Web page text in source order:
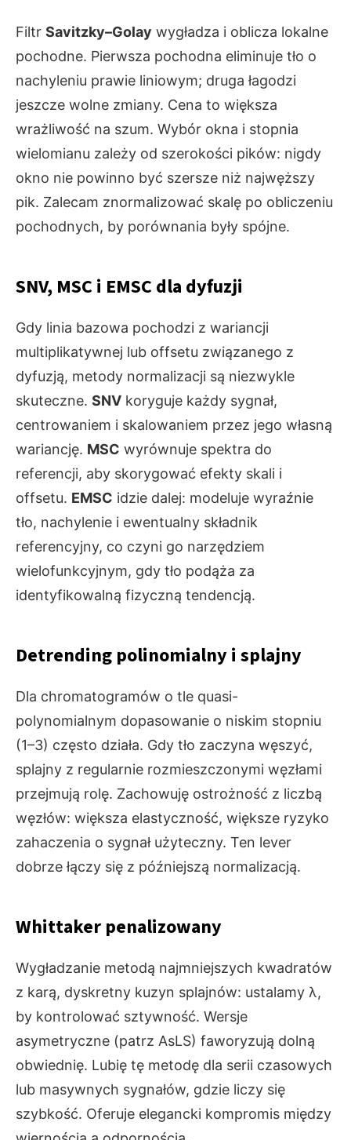
Filtr Savitzky–Golay wygładza i oblicza lokalne
pochodne. Pierwsza pochodna eliminuje tło o
nachyleniu prawie liniowym; druga łagodzi
jeszcze wolne zmiany. Cena to większa
wrażliwość na szum. Wybór okna i stopnia
wielomianu zależy od szerokości pików: nigdy
okno nie powinno być szersze niż najwęższy
pik. Zalecam znormalizować skalę po obliczeniu
pochodnych, by porównania były spójne.
SNV, MSC i EMSC dla dyfuzji
Gdy linia bazowa pochodzi z wariancji
multiplikatywnej lub offsetu związanego z
dyfuzją, metody normalizacji są niezwykle
skuteczne. SNV koryguje każdy sygnał,
centrowaniem i skalowaniem przez jego własną
wariancję. MSC wyrównuje spektra do
referencji, aby skorygować efekty skali i
offsetu. EMSC idzie dalej: modeluje wyraźnie
tło, nachylenie i ewentualny składnik
referencyjny, co czyni go narzędziem
wielofunkcyjnym, gdy tło podąża za
identyfikowalną fizyczną tendencją.
Detrending polinomialny i splajny
Dla chromatogramów o tle quasi-
polynomialnym dopasowanie o niskim stopniu
(1–3) często działa. Gdy tło zaczyna węszyć,
splajny z regularnie rozmieszczonymi węzłami
przejmują rolę. Zachowuję ostrożność z liczbą
węzłów: większa elastyczność, większe ryzyko
zahaczenia o sygnał użyteczny. Ten lever
dobrze łączy się z późniejszą normalizacją.
Whittaker penalizowany
Wygładzanie metodą najmniejszych kwadratów
z karą, dyskretny kuzyn splajnów: ustalamy λ,
by kontrolować sztywność. Wersje
asymetryczne (patrz AsLS) faworyzują dolną
obwiednię. Lubię tę metodę dla serii czasowych
lub masywnych sygnałów, gdzie liczy się
szybkość. Oferuje elegancki kompromis między